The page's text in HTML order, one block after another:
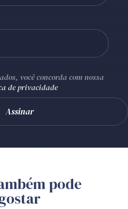
você concorda com nossa
de privacidade
pode